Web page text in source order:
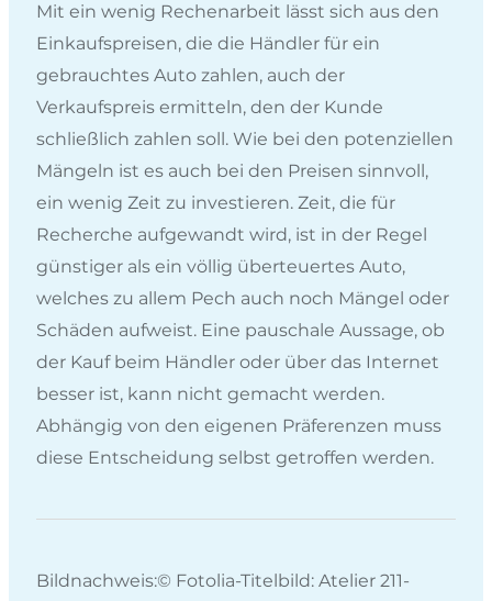
Mit ein wenig Rechenarbeit lässt sich aus den
Einkaufspreisen, die die Händler für ein
gebrauchtes Auto zahlen, auch der
Verkaufspreis ermitteln, den der Kunde
schließlich zahlen soll. Wie bei den potenziellen
Mängeln ist es auch bei den Preisen sinnvoll,
ein wenig Zeit zu investieren. Zeit, die für
Recherche aufgewandt wird, ist in der Regel
günstiger als ein völlig überteuertes Auto,
welches zu allem Pech auch noch Mängel oder
Schäden aufweist. Eine pauschale Aussage, ob
der Kauf beim Händler oder über das Internet
besser ist, kann nicht gemacht werden.
Abhängig von den eigenen Präferenzen muss
diese Entscheidung selbst getroffen werden.
Bildnachweis:© Fotolia-Titelbild: Atelier 211-